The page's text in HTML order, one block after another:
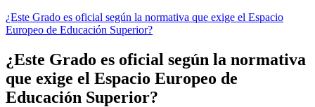
¿Este Grado es oficial según la normativa que exige el Espacio
Europeo de Educación Superior?
¿Este Grado es oficial según la normativa
que exige el Espacio Europeo de
Educación Superior?